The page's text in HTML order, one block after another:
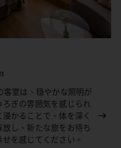
室は、穏やかな照明が
ぎの雰囲気を感じられ
かることで、体を深く
し、新たな旅をお待ち
を感じてください。